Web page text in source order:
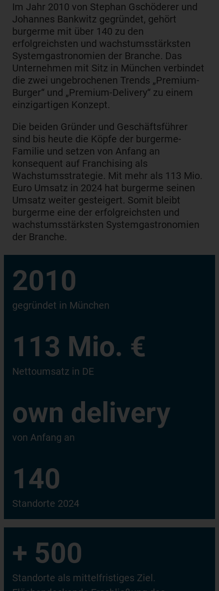
Im Jahr 2010 von Stephan Gschöderer und
Johannes Bankwitz gegründet, gehört
burgerme mit über 140 zu den
erfolgreichsten und wachstumsstärksten
Systemgastronomien der Branche. Das
Unternehmen mit Sitz in München verbindet
die zwei ungebrochenen Trends „Premium-
Burger“ und „Premium-Delivery“ zu einem
einzigartigen Konzept.
Die beiden Gründer und Geschäftsführer
sind bis heute die Köpfe der burgerme-
Familie und setzen von Anfang an
konsequent auf Franchising als
Wachstumsstrategie. Mit mehr als 113 Mio.
Euro Umsatz in 2024 hat burgerme seinen
Umsatz weiter gesteigert. Somit bleibt
burgerme eine der erfolgreichsten und
wachstumsstärksten Systemgastronomien
der Branche.
2010
gegründet in München
113 Mio. €
Nettoumsatz in DE
own delivery
von Anfang an
140
Standorte 2024
+ 500
Standorte als mittelfristiges Ziel.